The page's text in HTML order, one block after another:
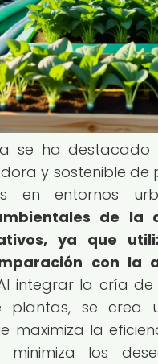
se ha destacado
y sostenible de
en entornos
de la
ya que
con la
integrar la cría de
plantas, se crea
maximiza la
los